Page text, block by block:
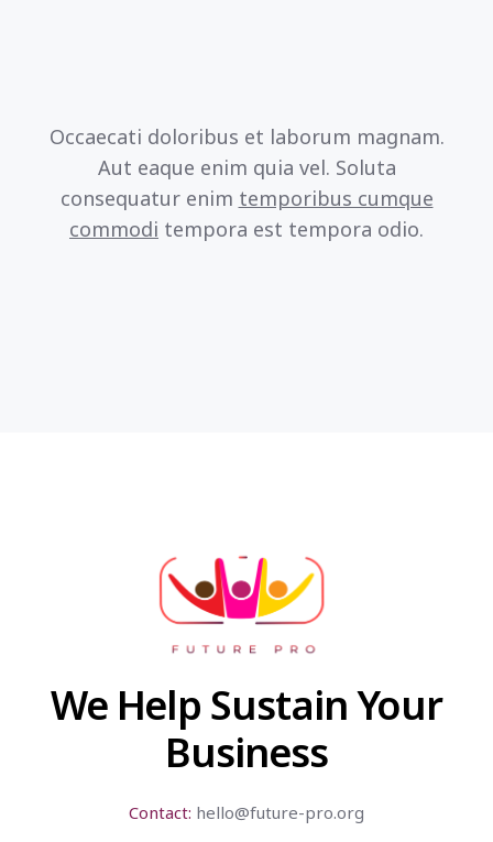
Occaecati doloribus et laborum magnam.
Aut eaque enim quia vel. Soluta
consequatur enim temporibus cumque
commodi tempora est tempora odio.
We Help Sustain Your
Business
Contact: hello@future-pro.org